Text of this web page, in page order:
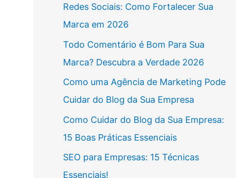
Redes Sociais: Como Fortalecer Sua
Marca em 2026
Todo Comentário é Bom Para Sua
Marca? Descubra a Verdade 2026
Como uma Agência de Marketing Pode
Cuidar do Blog da Sua Empresa
Como Cuidar do Blog da Sua Empresa:
15 Boas Práticas Essenciais
SEO para Empresas: 15 Técnicas
Essenciais!